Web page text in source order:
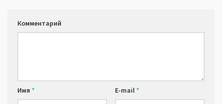
Комментарий
Имя * E-mail*